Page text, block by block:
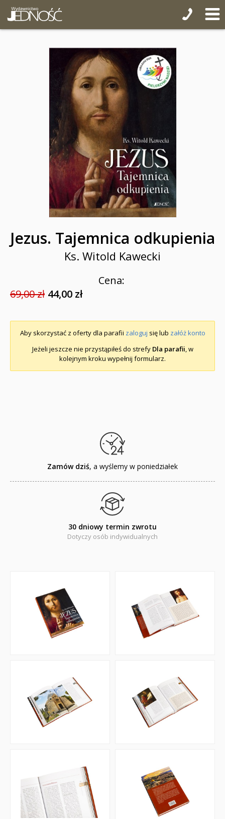
Jezus. Tajemnica odkupienia
Ks. Witold Kawecki
Cena:
69,00 zł 44,00 zł
Aby skorzystać z oferty dla parafii zaloguj się lub załóż konto
Jeżeli jeszcze nie przystąpiłeś do strefy Dla parafii, w
kolejnym kroku wypełnij formularz.
Zamów dziś, a wyślemy w poniedziałek
30 dniowy termin zwrotu
Dotyczy osób indywidualnych